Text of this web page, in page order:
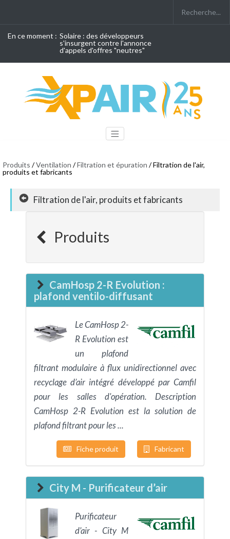
En ce moment : Solaire : des développeurs
s'insurgent contre l'annonce
d'appels d'offres "neutres"
Produits /Ventilation /Filtration et épuration / Filtration de l'air,
produits et fabricants
Filtration de l'air, produits et fabricants
Produits
CamHosp 2-R Evolution :
plafond ventilo-diffusant
Le CamHosp 2-
R Evolution est
un plafond
filtrant modulaire à flux unidirectionnel avec
recyclage d’air intégré développé par Camfil
pour les salles d'opération. Description
CamHosp 2-R Evolution est la solution de
plafond filtrant pour les ...
Fiche produit Fabricant
City M - Purificateur d’air
Purificateur
d’air - City M